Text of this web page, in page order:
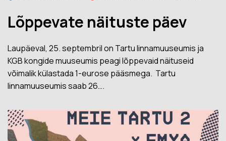
Lõppevate näituste päev
Laupäeval, 25. septembril on Tartu linnamuuseumis ja
KGB kongide muuseumis peagi lõppevaid näituseid
võimalik külastada 1-eurose pääsmega. Tartu
linnamuuseumis saab 26….